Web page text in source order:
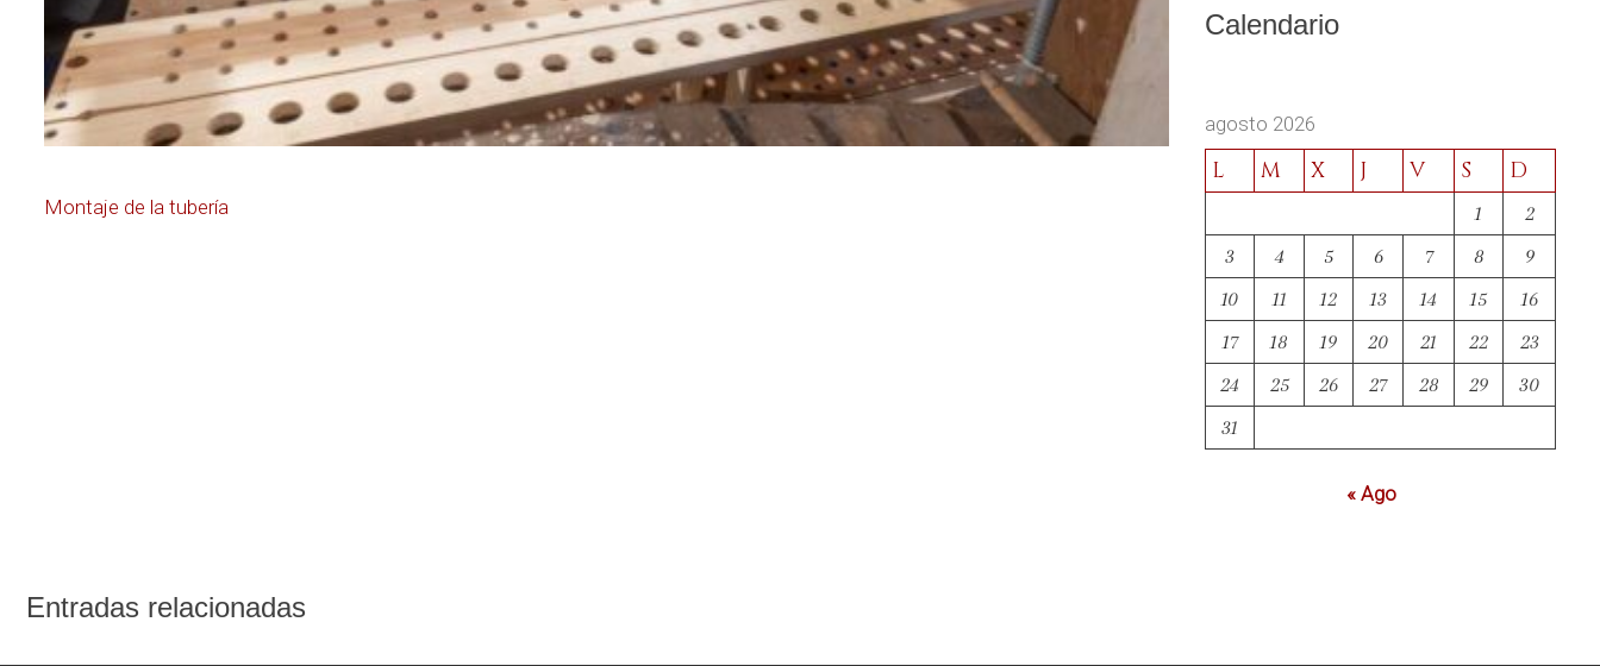
Navegación
Montaje de la tubería
Calendario
agosto 2026
L M X J V S D
1
2
3
4 5 6 7 8
9
10
11 12 13 14 15
16
17
18 19 20 21 22
23
24
25 26 27 28 29
30
31
« Ago
Entradas relacionadas